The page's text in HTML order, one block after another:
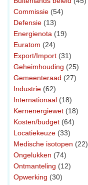
Commissie (54)
Defensie (13)
Energienota (19)
Euratom (24)
Export/Import (31)
Geheimhouding (25)
Gemeenteraad (27)
Industrie (62)
Internationaal (18)
Kernenergiewet (18)
Kosten/budget (64)
Locatiekeuze (33)
Medische isotopen (22)
Ongelukken (74)
Ontmanteling (12)
Opwerking (30)